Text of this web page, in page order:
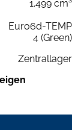
1.499 cm³
Euro6d-TEMP
4 (Green)
Zentrallager